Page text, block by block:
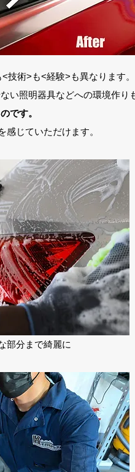
技術>も<経験>も異なります。
い照明器具などへの環境作り
です。
じていただけます。
部分まで綺麗に